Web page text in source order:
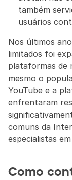
também
usuários
Nos últimos
limitados foi
plataformas de
mesmo o
YouTube e a
enfrentaram
comuns da
especialistas
Como